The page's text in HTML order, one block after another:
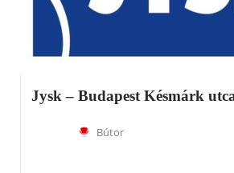
Jysk – Budapest Késmárk
Bútor